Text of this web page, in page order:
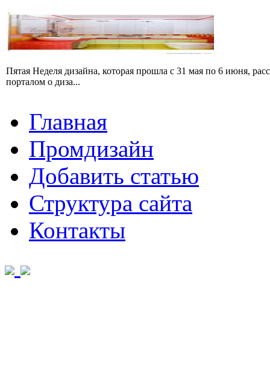
Пятая Неделя дизайна, которая прошла с 31 мая по 6 июня,
порталом о диза...
Главная
Промдизайн
Добавить статью
Структура сайта
Контакты